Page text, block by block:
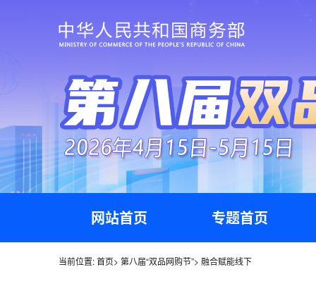
网站首页 专题首页
当前位置:首页> 第八届“双品网购节”> 融合赋能线下